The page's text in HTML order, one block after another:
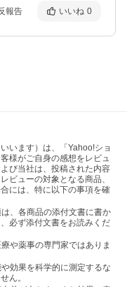
報告 いいね 0
います）は、「Yahoo!ショ
様がご自身の感想をレビュ
び当社は、投稿された内容
ビューの対象となる商品、
には、特に以下の事項を確
、各商品の添付文書に書か
必ず添付文書をお読みくだ
や薬事の専門家ではありま
効果を科学的に測定するな
ん。